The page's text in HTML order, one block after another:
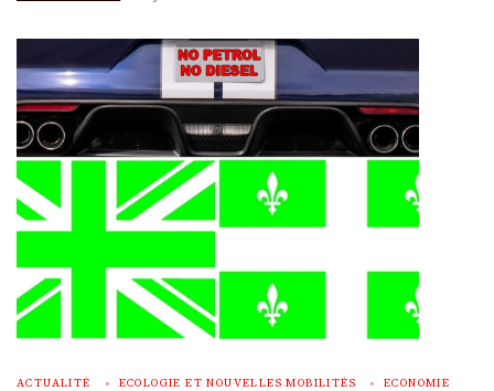
ACTUALITÉ ECOLOGIE ET NOUVELLES MOBILITÉS ECONOMIE